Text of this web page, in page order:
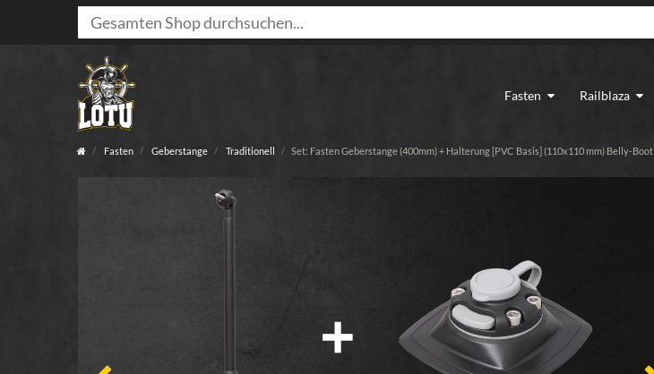
Fasten Railblaza
Fasten Geberstange Traditionell Set: Fasten Geberstange (400mm) + Halterung [PVC Basis] (110x110 mm) Belly-Boot